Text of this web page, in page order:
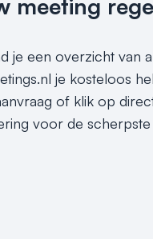
meeting
je een overzicht van
je kosteloos
of klik op
voor de scherpste